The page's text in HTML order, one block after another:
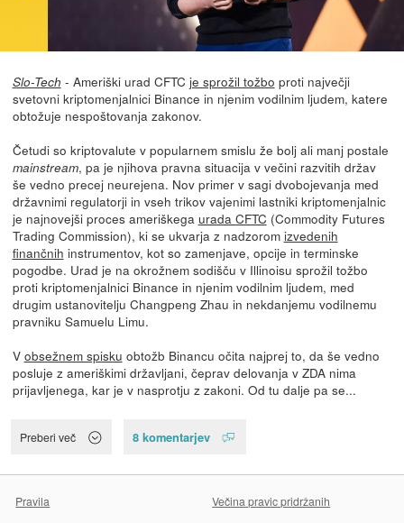
Slo-Tech - Ameriški urad CFTC je sprožil tožbo proti največji
svetovni kriptomenjalnici Binance in njenim vodilnim ljudem, katere
obtožuje nespoštovanja zakonov.
Četudi so kriptovalute v popularnem smislu že bolj ali manj postale
mainstream, pa je njihova pravna situacija v večini razvitih držav
še vedno precej neurejena. Nov primer v sagi dvobojevanja med
državnimi regulatorji in vseh trikov vajenimi lastniki kriptomenjalnic
je najnovejši proces ameriškega urada CFTC (Commodity Futures
Trading Commission), ki se ukvarja z nadzorom izvedenih
finančnih instrumentov, kot so zamenjave, opcije in terminske
pogodbe. Urad je na okrožnem sodišču v Illinoisu sprožil tožbo
proti kriptomenjalnici Binance in njenim vodilnim ljudem, med
drugim ustanovitelju Changpeng Zhau in nekdanjemu vodilnemu
pravniku Samuelu Limu.
V obsežnem spisku obtožb Binancu očita najprej to, da še vedno
posluje z ameriškimi državljani, čeprav delovanja v ZDA nima
prijavljenega, kar je v nasprotju z zakoni. Od tu dalje pa se...
Preberi več 8 komentarjev
Pravila
Večina pravic pridržanih